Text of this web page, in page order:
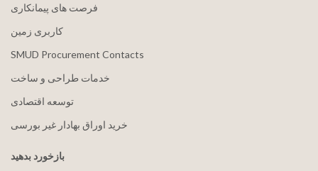
فرصت های پیمانکاری
کاربری زمین
SMUD Procurement Contacts
خدمات طراحی و ساخت
توسعه اقتصادی
خرید اوراق بهادار غیر بورسی
بازخورد بدهید